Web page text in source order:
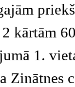
kārtām
1.
Zinātnes